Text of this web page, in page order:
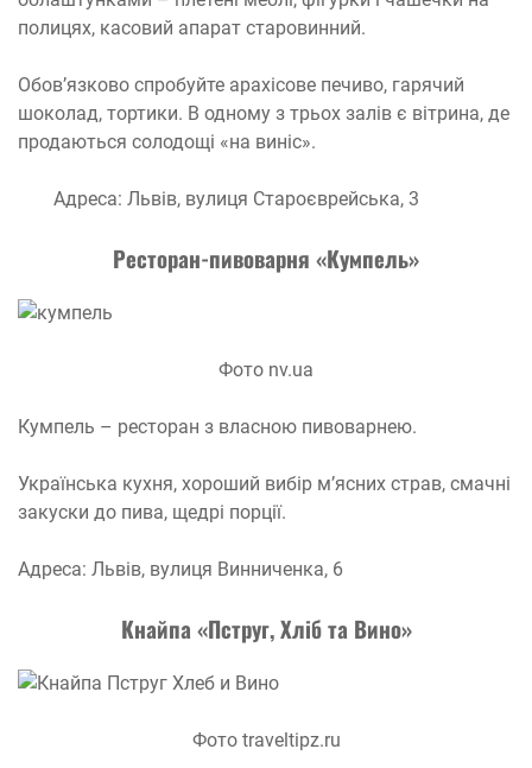
полицях, касовий апарат старовинний.
Обов’язково спробуйте арахісове печиво, гарячий
шоколад, тортики. В одному з трьох залів є вітрина, де
продаються солодощі «на виніс».
Адреса: Львів, вулиця Староєврейська, 3
Ресторан-пивоварня «Кумпель»
Фото nv.ua
Кумпель – ресторан з власною пивоварнею.
Українська кухня, хороший вибір м’ясних страв, смачні
закуски до пива, щедрі порції.
Адреса: Львів, вулиця Винниченка, 6
Кнайпа «Пструг, Хлібта Вино»
Фото traveltipz.ru